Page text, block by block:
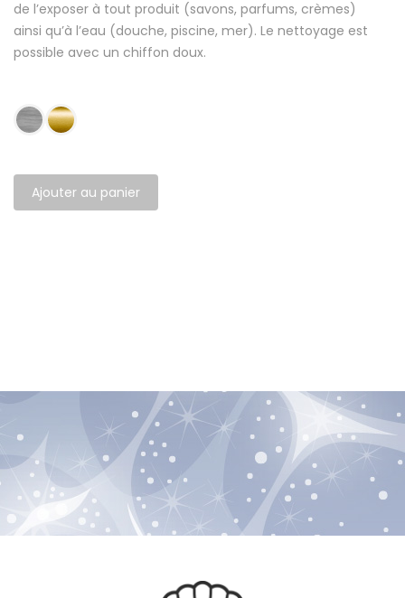
de l’exposer à tout produit (savons, parfums, crèmes)
ainsi qu’à l’eau (douche, piscine, mer). Le nettoyage est
possible avec un chiffon doux.
Ajouter au panier